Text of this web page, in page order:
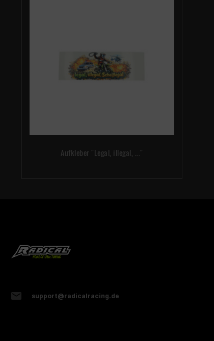
Aufkleber "Legal, illegal, ..."
support@radicalracing.de